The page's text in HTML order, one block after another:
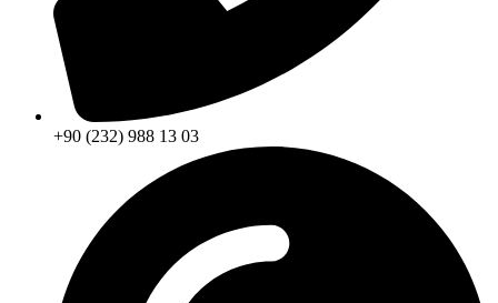
+90 (232) 988 13 03